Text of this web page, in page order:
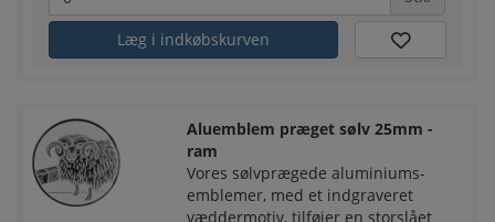
Læg i indkøbskurven
Aluemblem præget sølv 25mm -
ram
Vores sølvprægede aluminiums-
emblemer, med et indgraveret
væddermotiv, tilføjer en storslået